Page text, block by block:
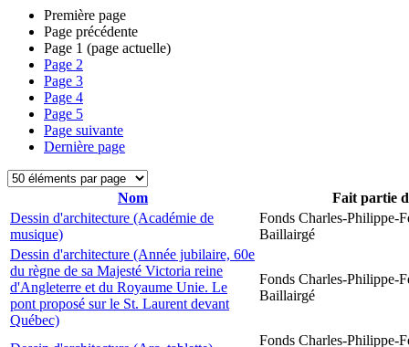
Première page
Page précédente
Page 1 (page actuelle)
Page 2
Page 3
Page 4
Page 5
Page suivante
Dernière page
Nom
Fait partie
Dessin d'architecture (Académie de
musique)
Fonds Charles-Philippe-
Baillairgé
Dessin d'architecture (Année jubilaire, 60e
du règne de sa Majesté Victoria reine
d'Angleterre et du Royaume Unie. Le
pont proposé sur le St. Laurent devant
Québec)
Fonds Charles-Philippe-
Baillairgé
Fonds Charles-Philippe-